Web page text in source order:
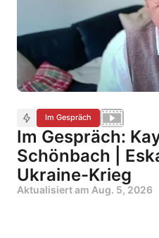
Im Gespräch
Im Gespräch:
Schönbach |
Ukraine-Krieg
Aktualisiert am Aug. 5, 2026